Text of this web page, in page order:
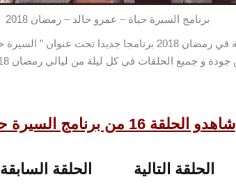
برنامج السيرة حياة – عمرو خالد – رمضان 2018
شاهدو الحلقة 16 من برنامج السيرة حياة
الحلقة التالية الحلقة السابقة